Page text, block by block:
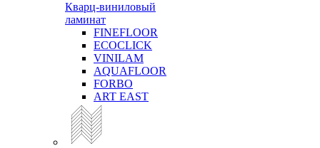
Кварц-виниловый
ламинат
FINEFLOOR
ECOCLICK
VINILAM
AQUAFLOOR
FORBO
ART EAST